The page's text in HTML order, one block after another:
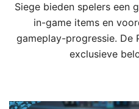
Siege bieden spelers een
in-game items en
gameplay-progressie. De
exclusieve